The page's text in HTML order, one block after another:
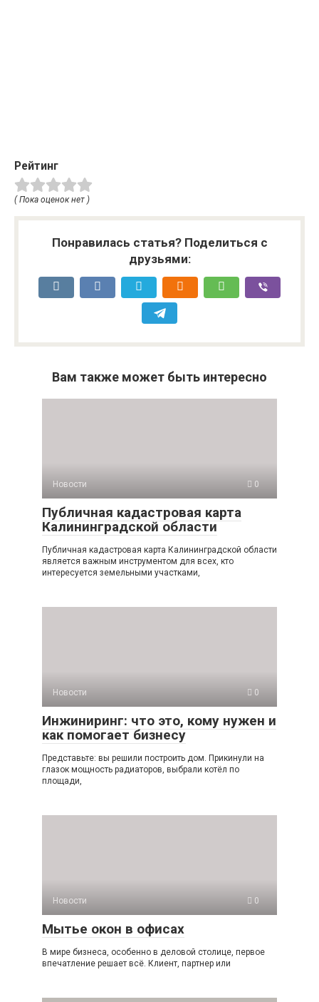
Рейтинг
( Пока оценок нет )
Понравилась статья? Поделиться с
друзьями:
Вам также может быть интересно
Новости 0
Публичная кадастровая карта
Калининградской области
Публичная кадастровая карта Калининградской области
является важным инструментом для всех, кто
интересуется земельными участками,
Новости 0
Инжиниринг: что это, кому нужен и
как помогает бизнесу
Представьте: вы решили построить дом. Прикинули на
глазок мощность радиаторов, выбрали котёл по
площади,
Новости 0
Мытье окон в офисах
В мире бизнеса, особенно в деловой столице, первое
впечатление решает всё. Клиент, партнер или